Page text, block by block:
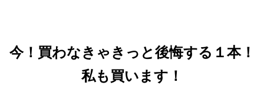
今！買わなきゃきっと後悔する１本！
私も買います！